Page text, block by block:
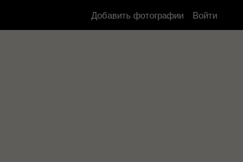
Добавить фотографии Войти